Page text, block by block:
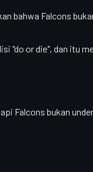
bahwa Falcons
"do or die", dan itu
Falcons bukan